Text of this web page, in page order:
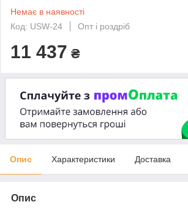
Немає в наявності
Код: USW-24
Опт і роздріб
11 437 ₴
Опис Характеристики Доставка
Опис